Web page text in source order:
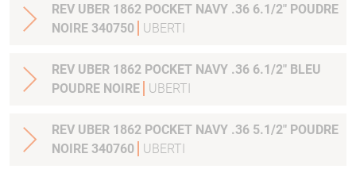
REV UBER 1862 POCKET NAVY .36 6.1/2" POUDRE
NOIRE 340750
UBERTI
REV UBER 1862 POCKET NAVY .36 6.1/2" BLEU
POUDRE NOIRE
UBERTI
REV UBER 1862 POCKET NAVY .36 5.1/2" POUDRE
NOIRE 340760
UBERTI